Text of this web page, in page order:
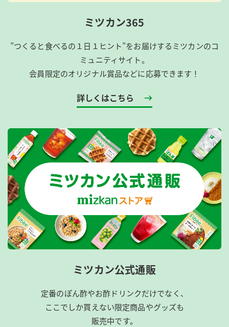
ミツカン365
”つくると食べるの１日１ヒント”をお届けするミツカンのコ
ミュニティサイト。
会員限定のオリジナル賞品などに応募できます！
詳しくはこちら
ミツカン公式通販
定番のぽん酢やお酢ドリンクだけでなく、
ここでしか買えない限定商品やグッズも
販売中です。